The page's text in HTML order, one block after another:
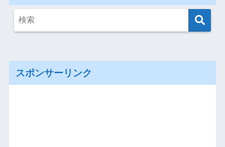
スポンサーリンク